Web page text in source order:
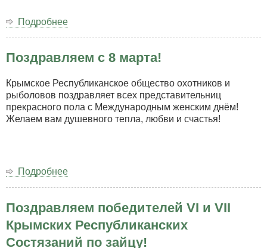
Подробнее
Днем
Крыма
с
Россией
Поздравляем с 8 марта!
Крымское Республиканское общество охотников и
рыболовов поздравляет всех представительниц
прекрасного пола с Международным женским днём!
Желаем вам душевного тепла, любви и счастья!
Подробнее
8
марта!
Поздравляем победителей VI и VII
Крымских Республиканских
Состязаний по зайцу!